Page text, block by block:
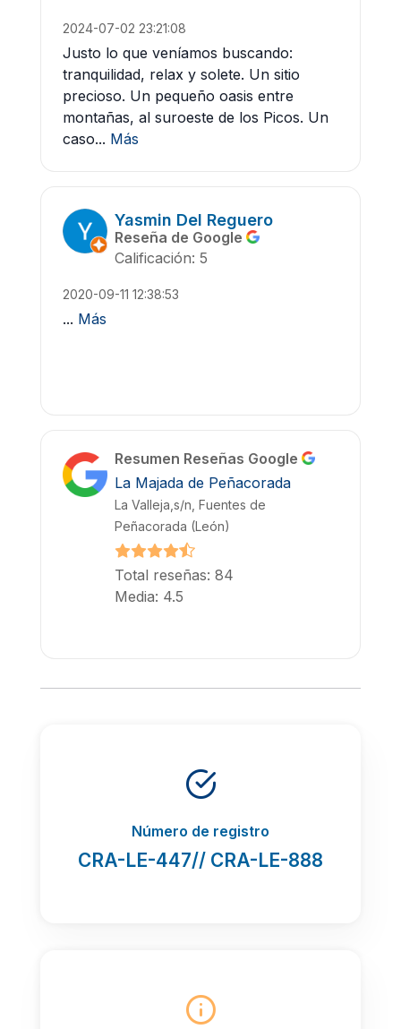
2024-07-02 23:21:08
Justo lo que veníamos buscando:
tranquilidad, relax y solete. Un sitio
precioso. Un pequeño oasis entre
montañas, al suroeste de los Picos. Un
caso... Más
Yasmin Del Reguero
Reseña de Google
Calificación: 5
2020-09-11 12:38:53
... Más
Resumen Reseñas Google
La Majada de Peñacorada
La Valleja,s/n, Fuentes de
Peñacorada (León)
Total reseñas: 84
Media: 4.5
Número de registro
CRA-LE-447// CRA-LE-888